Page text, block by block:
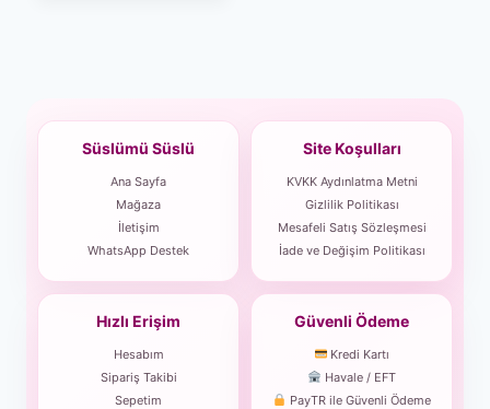
Süslümü Süslü
Ana Sayfa
Mağaza
İletişim
WhatsApp Destek
Site Koşulları
KVKK Aydınlatma Metni
Gizlilik Politikası
Mesafeli Satış Sözleşmesi
İade ve Değişim Politikası
Hızlı Erişim
Hesabım
Sipariş Takibi
Sepetim
Güvenli Ödeme
Kredi Kartı
Havale / EFT
PayTR ile Güvenli Ödeme